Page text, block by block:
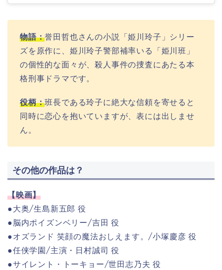
物語：誉田哲也さんの小説「姫川玲子」シリー
ズを原作に、姫川玲子警部補率いる「姫川班」
の個性的な面々が、殺人事件の捜査にあたる本
格刑事ドラマです。
役柄：班長である玲子に絶大な信頼を寄せると
同時に恋心を抱いていますが、表には出しませ
ん。
その他の作品は？
【映画】
●大奥/生島新五郎 役
●脳内ポイズンベリー/吉田 役
●オズランド 笑顔の魔法おしえます。 /小塚慶彦 役
●任侠学園/主演・日村誠司 役
●サイレント・トーキョー/世田志乃夫 役